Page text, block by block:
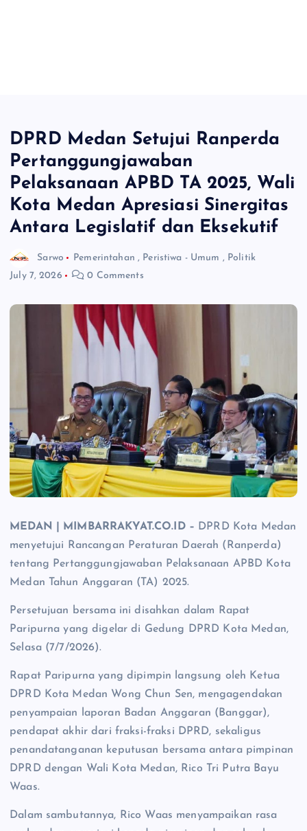
DPRD Medan Setujui Ranperda
Pertanggungjawaban
Pelaksanaan APBD TA 2025, Wali
Kota Medan Apresiasi Sinergitas
Antara Legislatif dan Eksekutif
Sarwo Pemerintahan , Peristiwa - Umum , Politik
July 7, 2026
0 Comments
MEDAN | MIMBARRAKYAT.CO.ID – DPRD Kota Medan
menyetujui Rancangan Peraturan Daerah (Ranperda)
tentang Pertanggungjawaban Pelaksanaan APBD Kota
Medan Tahun Anggaran (TA) 2025.
Persetujuan bersama ini disahkan dalam Rapat
Paripurna yang digelar di Gedung DPRD Kota Medan,
Selasa (7/7/2026).
​Rapat Paripurna yang dipimpin langsung oleh Ketua
DPRD Kota Medan Wong Chun Sen, mengagendakan
penyampaian laporan Badan Anggaran (Banggar),
pendapat akhir dari fraksi-fraksi DPRD, sekaligus
penandatanganan keputusan bersama antara pimpinan
DPRD dengan Wali Kota Medan, Rico Tri Putra Bayu
Waas.
Dalam sambutannya, Rico Waas menyampaikan rasa